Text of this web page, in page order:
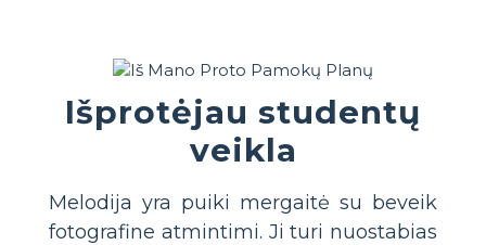
Išprotėjau studentų
veikla
Melodija yra puiki mergaitė su beveik
fotografine atmintimi. Ji turi nuostabias